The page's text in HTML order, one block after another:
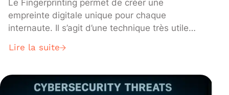
Le Fingerprinting permet de créer une
empreinte digitale unique pour chaque
internaute. Il s’agit d’une technique très utile
prévention de la fraude, mais elle soulève aussi
tout ce qu’il faut savoir !
Lire la suite